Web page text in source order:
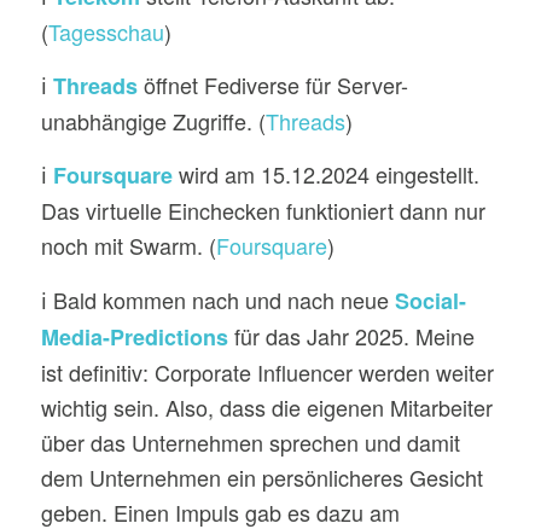
(Tagesschau)
ℹ️ Threadsöffnet Fediverse für Server-
unabhängige Zugriffe. (Threads)
ℹ️ Foursquarewird am 15.12.2024 eingestellt.
Das virtuelle Einchecken funktioniert dann nur
noch mit Swarm. (Foursquare)
ℹ️ Bald kommen nach und nach neueSocial-
Media-Predictionsfür das Jahr 2025. Meine
ist definitiv: Corporate Influencer werden weiter
wichtig sein. Also, dass die eigenen Mitarbeiter
über das Unternehmen sprechen und damit
dem Unternehmen ein persönlicheres Gesicht
geben. Einen Impuls gab es dazu am